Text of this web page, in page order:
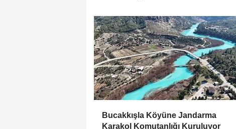
Bucakkışla Köyüne Jandarma
Karakol Komutanlığı Kuruluyor